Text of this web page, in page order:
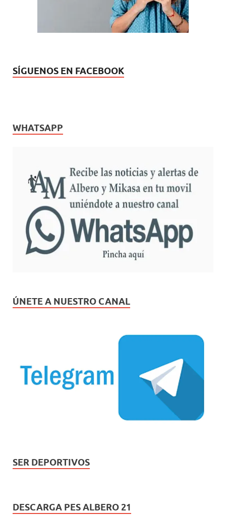
SÍGUENOS EN FACEBOOK
WHATSAPP
ÚNETE A NUESTRO CANAL
SER DEPORTIVOS
DESCARGA PES ALBERO 21